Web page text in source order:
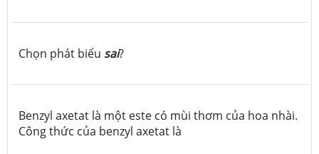
Chọn phát biểu sai?
Benzyl axetat là một este có mùi thơm của hoa nhài.
Công thức của benzyl axetat là